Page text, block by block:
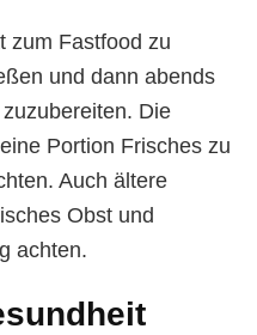
zum Fastfood zu
und dann abends
Die
Portion Frisches zu
Auch ältere
Obst und
achten.